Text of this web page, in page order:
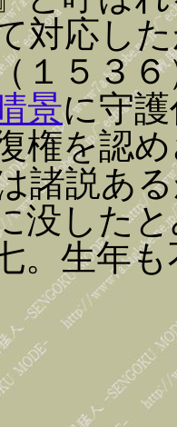
対応し
１５３
景に守
権を認
諸説あ
没した
。生年